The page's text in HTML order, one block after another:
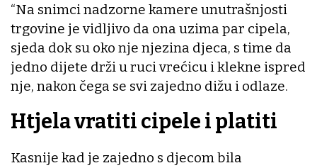
“Na snimci nadzorne kamere unutrašnjosti
trgovine je vidljivo da ona uzima par cipela,
sjeda dok su oko nje njezina djeca, s time da
jedno dijete drži u ruci vrećicu i klekne ispred
nje, nakon čega se svi zajedno dižu i odlaze.
Htjela vratiti cipele i platiti
Kasnije kad je zajedno s djecom bila